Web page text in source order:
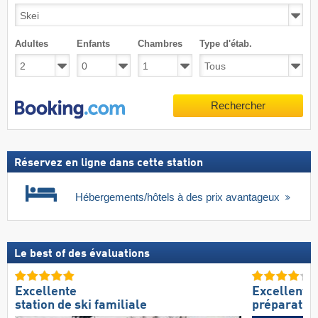
Adultes Enfants Chambres Type d'étab.
Rechercher
Réservez en ligne dans cette station
Hébergements/hôtels à des prix avantageux
Le best of des évaluations
Excellente
station de ski familiale
Excellente